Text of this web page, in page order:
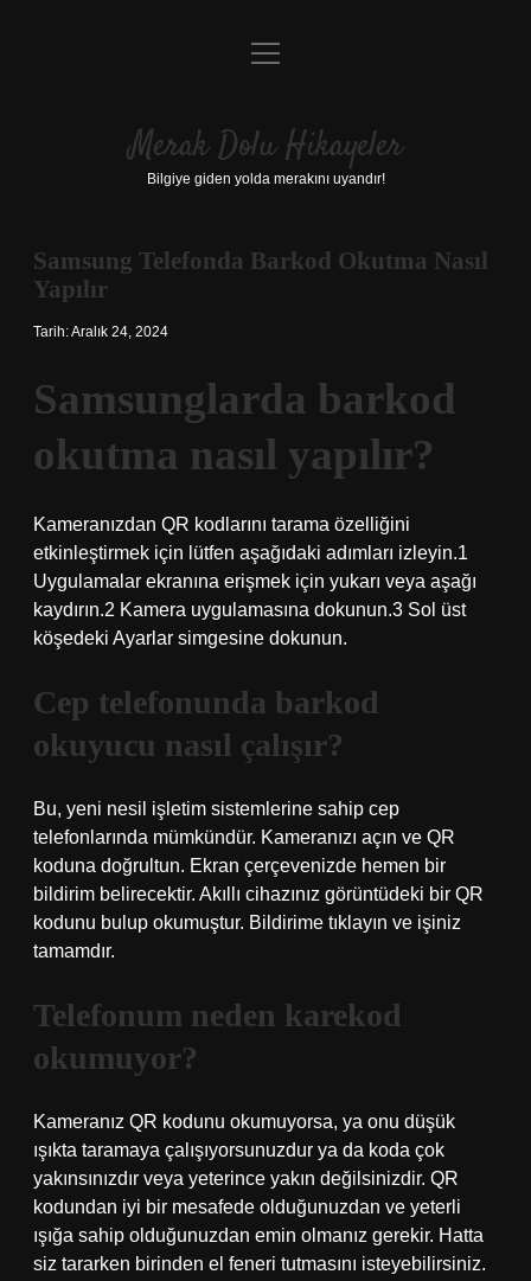
Anasayfa
Yasal Uyarı
menüyü
Merak Dolu Hikayeler
Bilgiye giden yolda merakını uyandır!
Samsung Telefonda Barkod Okutma Nasıl
Yapılır
Tarih: Aralık 24, 2024
Samsunglarda barkod
okutma nasıl yapılır?
Kameranızdan QR kodlarını tarama özelliğini
etkinleştirmek için lütfen aşağıdaki adımları izleyin.1
Uygulamalar ekranına erişmek için yukarı veya aşağı
kaydırın.2 Kamera uygulamasına dokunun.3 Sol üst
köşedeki Ayarlar simgesine dokunun.
Cep telefonunda barkod
okuyucu nasıl çalışır?
Bu, yeni nesil işletim sistemlerine sahip cep
telefonlarında mümkündür. Kameranızı açın ve QR
koduna doğrultun. Ekran çerçevenizde hemen bir
bildirim belirecektir. Akıllı cihazınız görüntüdeki bir QR
kodunu bulup okumuştur. Bildirime tıklayın ve işiniz
tamamdır.
Telefonum neden karekod
okumuyor?
Kameranız QR kodunu okumuyorsa, ya onu düşük
ışıkta taramaya çalışıyorsunuzdur ya da koda çok
yakınsınızdır veya yeterince yakın değilsinizdir. QR
kodundan iyi bir mesafede olduğunuzdan ve yeterli
ışığa sahip olduğunuzdan emin olmanız gerekir. Hatta
siz tararken birinden el feneri tutmasını isteyebilirsiniz.